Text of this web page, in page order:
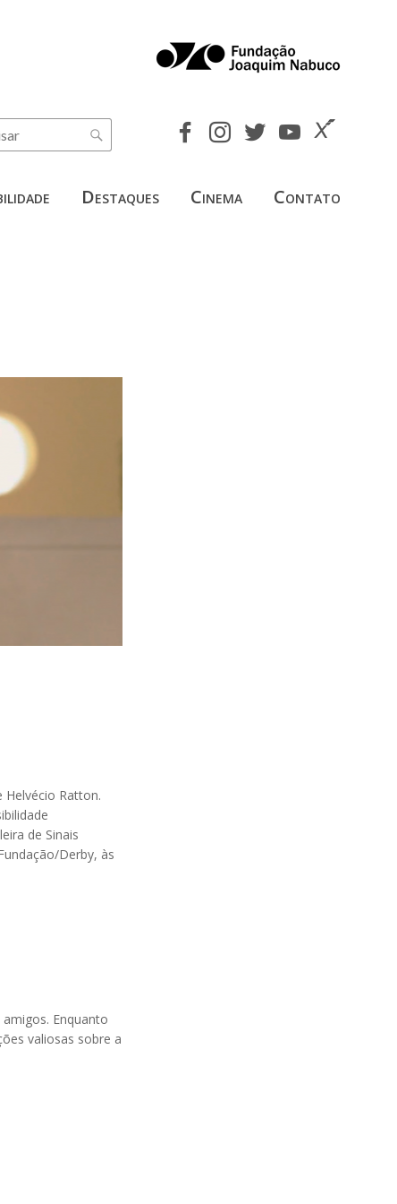
Destaques Cinema Contato
Ratton.
de Sinais
Derby, às
Enquanto
valiosas sobre a